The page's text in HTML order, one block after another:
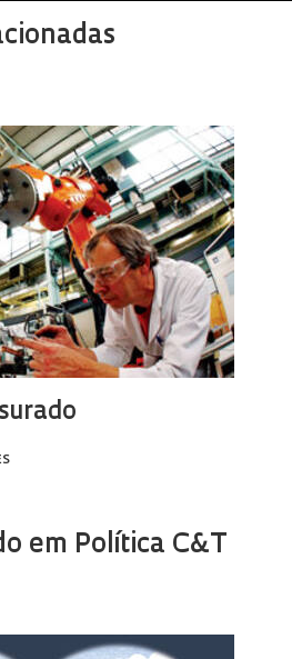
em Política C&T